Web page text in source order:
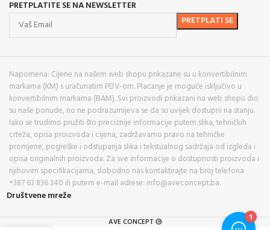
PRETPLATITE SE NA NEWSLETTER
Napomena: Cijene na našem web shopu prikazane su u konvertibilnim
markama (KM) s uračunatim PDV-om. Plaćanje je moguće isključivo u
konvertibilnim markama (BAM). Svi proizvodi prikazani na web shopu dio
su naše ponude, no ne podrazumijeva se da su uvijek dostupni na stanju.
Iako se trudimo pružiti što preciznije informacije putem slika, tehničkih
crteža, opisa proizvoda i cijena, zadržavamo pravo na tehničke
promjene, pogreške i odstupanja slika i tekstualnog sadržaja od izgleda i
opisa originalnih proizvoda. Za sve informacije o dostupnosti proizvoda i
njihovim specifikacijama, slobodno nas kontaktirajte na broj telefona
+387 63 836 340 ili putem e-mail adrese: info@aveconcept.ba.
Društvene mreže
AVE CONCEPT